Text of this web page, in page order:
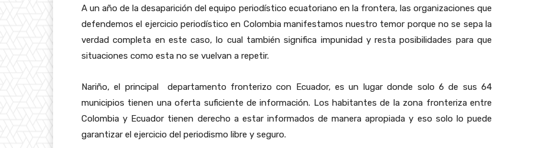
A un año de la desaparición del equipo periodístico ecuatoriano en la frontera, las organizaciones que
defendemos el ejercicio periodístico en Colombia manifestamos nuestro temor porque no se sepa la
verdad completa en este caso, lo cual también significa impunidad y resta posibilidades para que
situaciones como esta no se vuelvan a repetir.
Nariño, el principal departamento fronterizo con Ecuador, es un lugar donde solo 6 de sus 64
municipios tienen una oferta suficiente de información. Los habitantes de la zona fronteriza entre
Colombia y Ecuador tienen derecho a estar informados de manera apropiada y eso solo lo puede
garantizar el ejercicio del periodismo libre y seguro.